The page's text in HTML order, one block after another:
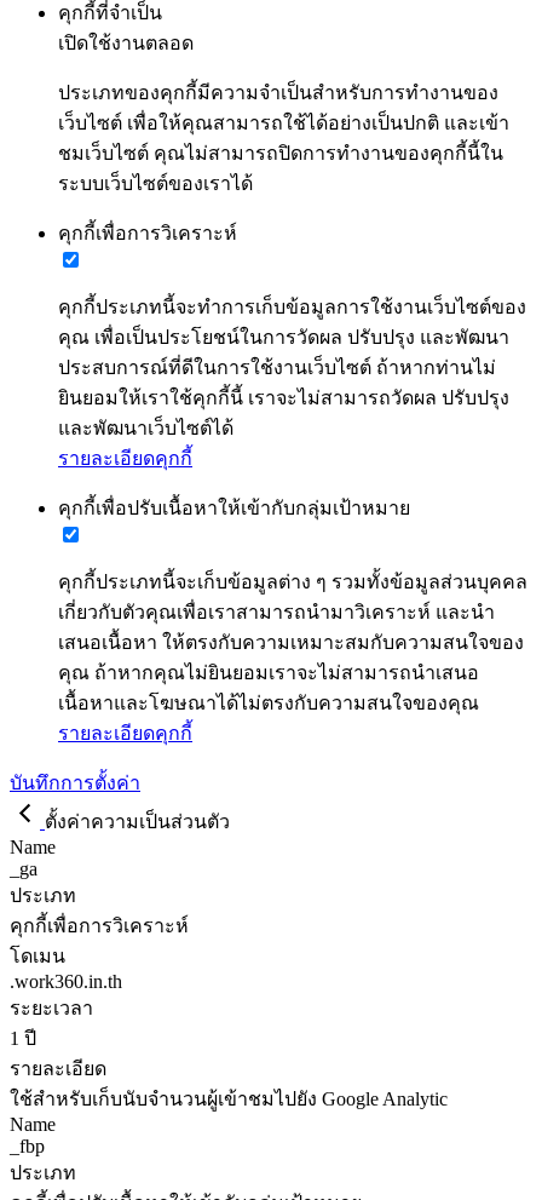
คุกกี้ที่จำเป็น
เปิดใช้งานตลอด
ประเภทของคุกกี้มีความจำเป็นสำหรับการทำงานของ
เว็บไซต์ เพื่อให้คุณสามารถใช้ได้อย่างเป็นปกติ และเข้า
ชมเว็บไซต์ คุณไม่สามารถปิดการทำงานของคุกกี้นี้ใน
ระบบเว็บไซต์ของเราได้
คุกกี้เพื่อการวิเคราะห์
คุกกี้ประเภทนี้จะทำการเก็บข้อมูลการใช้งานเว็บไซต์ของ
คุณ เพื่อเป็นประโยชน์ในการวัดผล ปรับปรุง และพัฒนา
ประสบการณ์ที่ดีในการใช้งานเว็บไซต์ ถ้าหากท่านไม่
ยินยอมให้เราใช้คุกกี้นี้ เราจะไม่สามารถวัดผล ปรับปรุง
และพัฒนาเว็บไซต์ได้
รายละเอียดคุกกี้
คุกกี้เพื่อปรับเนื้อหาให้เข้ากับกลุ่มเป้าหมาย
คุกกี้ประเภทนี้จะเก็บข้อมูลต่าง ๆ รวมทั้งข้อมูลส่วนบุคคล
เกี่ยวกับตัวคุณเพื่อเราสามารถนำมาวิเคราะห์ และนำ
เสนอเนื้อหา ให้ตรงกับความเหมาะสมกับความสนใจของ
คุณ ถ้าหากคุณไม่ยินยอมเราจะไม่สามารถนำเสนอ
เนื้อหาและโฆษณาได้ไม่ตรงกับความสนใจของคุณ
รายละเอียดคุกกี้
บันทึกการตั้งค่า
ตั้งค่าความเป็นส่วนตัว
Name
_ga
ประเภท
คุกกี้เพื่อการวิเคราะห์
โดเมน
.work360.in.th
ระยะเวลา
1 ปี
รายละเอียด
ใช้สำหรับเก็บนับจำนวนผู้เข้าชมไปยัง Google Analytic
Name
_fbp
ประเภท